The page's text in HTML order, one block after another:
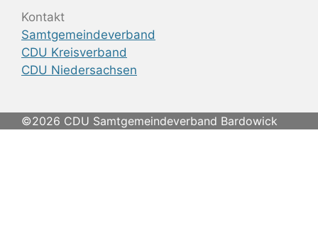
Kontakt
Samtgemeindeverband
CDU Kreisverband
CDU Niedersachsen
©2026 CDU Samtgemeindeverband Bardowick